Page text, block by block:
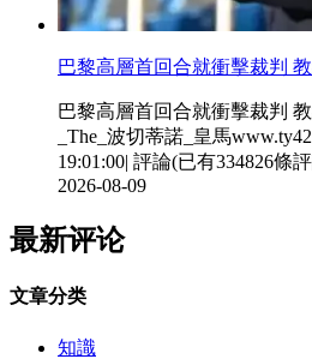
巴黎高層首回合就衝擊裁判
巴黎高層首回合就衝擊裁判
_The_波切蒂諾_皇馬
19:01:00| 評論(已有334826條
2026-08-09
最新评论
文章分类
知識